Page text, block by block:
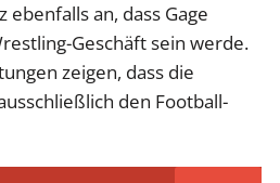
an, dass Gage
Geschäft sein werde.
zeigen, dass die
den Football-